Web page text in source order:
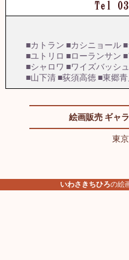
■カトラン ■カシニョール
■ユトリロ ■ローランサン ■
■シャロワ ■ワイズバッシュ
■山下清■荻須高徳■東郷青
絵画販売 ギャ
東
いわさきちひろの絵